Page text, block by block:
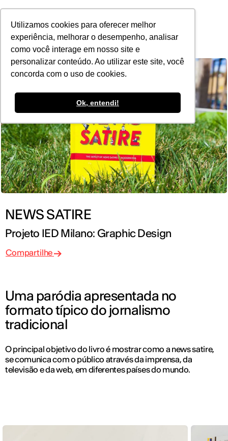
Utilizamos cookies para oferecer melhor
experiência, melhorar o desempenho, analisar
como você interage em nosso site e
personalizar conteúdo. Ao utilizar este site, você
concorda com o uso de cookies.
Ok, entendi!
POR
NEWS SATIRE
Projeto IED Milano: Graphic Design
Compartilhe
Uma paródia apresentada no
formato típico do jornalismo
tradicional
O principal objetivo do livro é mostrar como a news satire,
se comunica com o público através da imprensa, da
televisão e da web, em diferentes países do mundo.